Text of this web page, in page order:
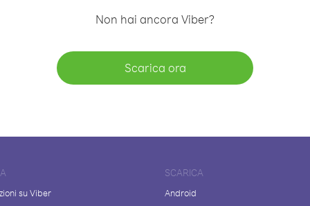
Non hai ancora Viber?
Scarica ora
su Viber
SCARICA
Android